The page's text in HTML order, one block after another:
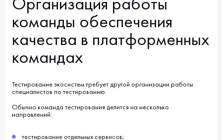
команды обеспечения
качества в платформенных
командах
Тестирование экосистем требует другой организации работы
специалистов по тестированию.
Обычно команда тестирования делится на несколько
направлений:
тестирование отдельных сервисов;